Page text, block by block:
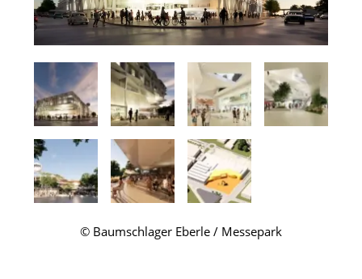
© Baumschlager Eberle / Messepark